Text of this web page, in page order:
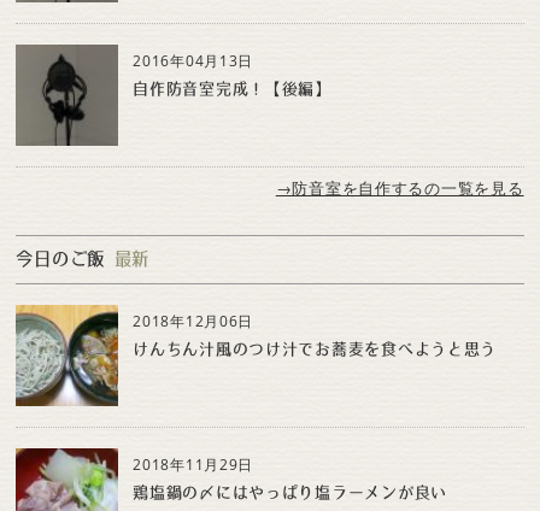
2016年04月13日
自作防音室完成！【後編】
→防音室を自作するの一覧を見る
今日のご飯 最新
2018年12月06日
けんちん汁風のつけ汁でお蕎麦を食べようと思う
2018年11月29日
鶏塩鍋の〆にはやっぱり塩ラーメンが良い